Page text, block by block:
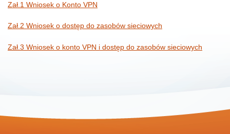
Zał.1 Wniosek o Konto VPN
Zał.2 Wniosek o dostęp do zasobów sieciowych
Zał.3 Wniosek o konto VPN i dostęp do zasobów sieciowych